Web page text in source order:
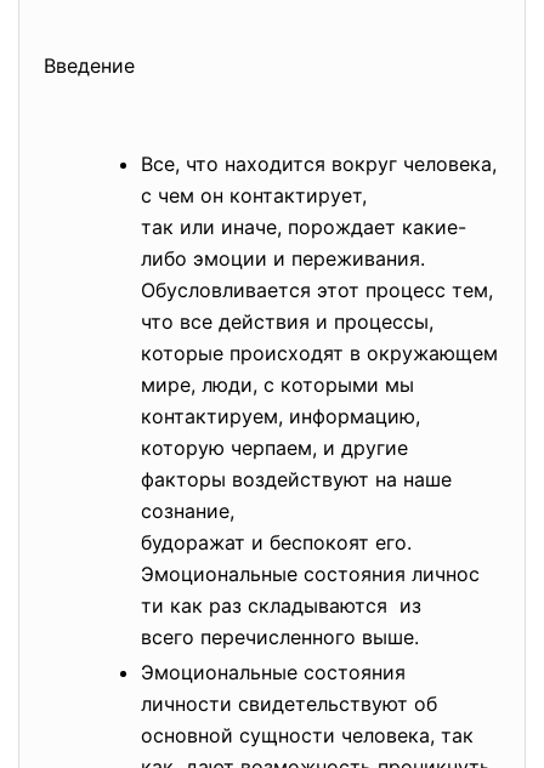
Введение
Все, что находится вокруг человека,
с чем он контактирует,
так или иначе, порождает какие-
либо эмоции и переживания.
Обусловливается этот процесс тем,
что все действия и процессы,
которые происходят в окружающем
мире, люди, с которыми мы
контактируем, информацию,
которую черпаем, и другие
факторы воздействуют на наше
сознание,
будоражат и беспокоят его.
Эмоциональные состояния личнос
ти как раз складываются из
всего перечисленного выше.
Эмоциональные состояния
личности свидетельствуют об
основной сущности человека, так